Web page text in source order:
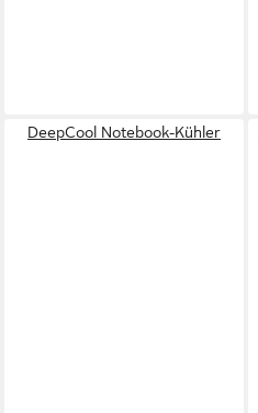
DeepCool Notebook-Kühler